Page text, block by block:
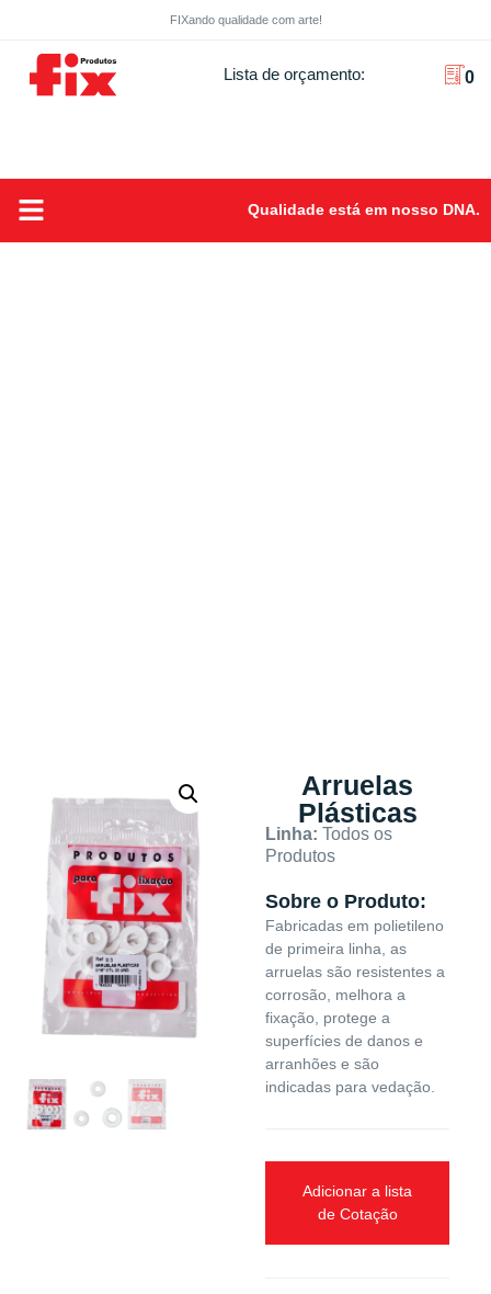
FIXando qualidade com arte!
Lista de orçamento: 0
Qualidade está em nosso DNA.
Arruelas
Plásticas
Linha:Todos os
Produtos
Sobre o Produto:
Fabricadas em polietileno
de primeira linha, as
arruelas são resistentes a
corrosão, melhora a
fixação, protege a
superfícies de danos e
arranhões e são
indicadas para vedação.
Adicionar a lista
de Cotação